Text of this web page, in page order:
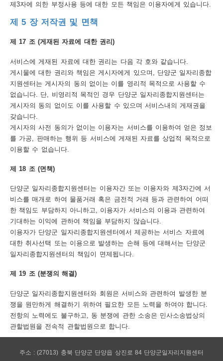
제3자에 의한 부정사용 등에 대한 모든 책임은 이용자에게 있습니다.
제 5 장 저작권 및 면책
제 17 조 (게재된 자료에 대한 권리)
서비스에 게재된 자료에 대한 권리는 다음 각 호와 같습니다.
게시물에 대한 권리와 책임은 게시자에게 있으며, 단양군 일자리종합
지원센터는 게시자의 동의 없이는 이를 영리적 목적으로 사용할 수
없습니다. 단, 비영리적 목적인 경우 단양군 일자리종합지원센터는
게시자의 동의 없이도 이를 사용할 수 있으며 서비스내의 게재권을
갖습니다.
게시자의 사전 동의가 없이는 이용자는 서비스를 이용하여 얻은 정보
를 가공, 판매하는 행위 등 서비스에 게재된 자료를 상업적 목적으로
이용할 수 없습니다.
제 18 조 (면책)
단양군 일자리종합지원센터는 이용자간 또는 이용자와 제3자간에 서
비스를 매개로 하여 물품거래 혹은 금전적 거래 등과 관련하여 어떠
한 책임도 부담하지 아니하고, 이용자가 서비스의 이용과 관련하여
기대하는 이익에 관하여 책임을 부담하지 않습니다.
이용자가 단양군 일자리종합지원센터에서 제공하는 서비스 자료에
대한 취사선택 또는 이용으로 발생하는 손해 등에 대해서는 단양군
일자리종합지원센터의 책임이 면제됩니다.
제 19 조 (분쟁의 해결)
단양군 일자리종합지원센터와 회원은 서비스와 관련하여 발생한 분
쟁을 원만하게 해결하기 위하여 필요한 모든 노력을 하여야 합니다.
전항의 노력에도 불구하고, 동 분쟁에 관한 소송은 민사소송법상의
관할법원을 전속적 관할법원으로 합니다.
주소 : (27013) 충북 단양군 단양읍 상진로 84 단양군일자리지원센터